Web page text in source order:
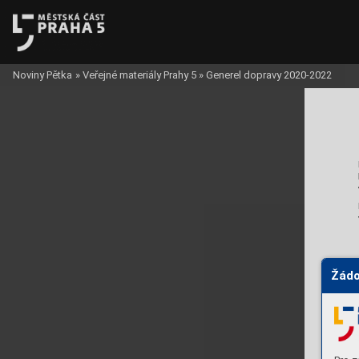
Noviny Pětka » Veřejné materiály Prahy 5 » Generel dopravy 2020-2022